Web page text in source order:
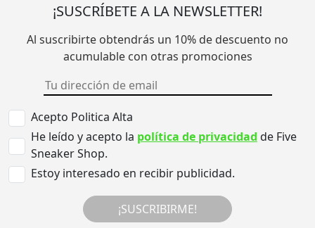
¡SUSCRÍBETE A LA NEWSLETTER!
Al suscribirte obtendrás un 10% de descuento no
acumulable con otras promociones
Acepto Politica Alta
He leído y acepto la política de privacidad de Five
Sneaker Shop.
Estoy interesado en recibir publicidad.
¡SUSCRIBIRME!